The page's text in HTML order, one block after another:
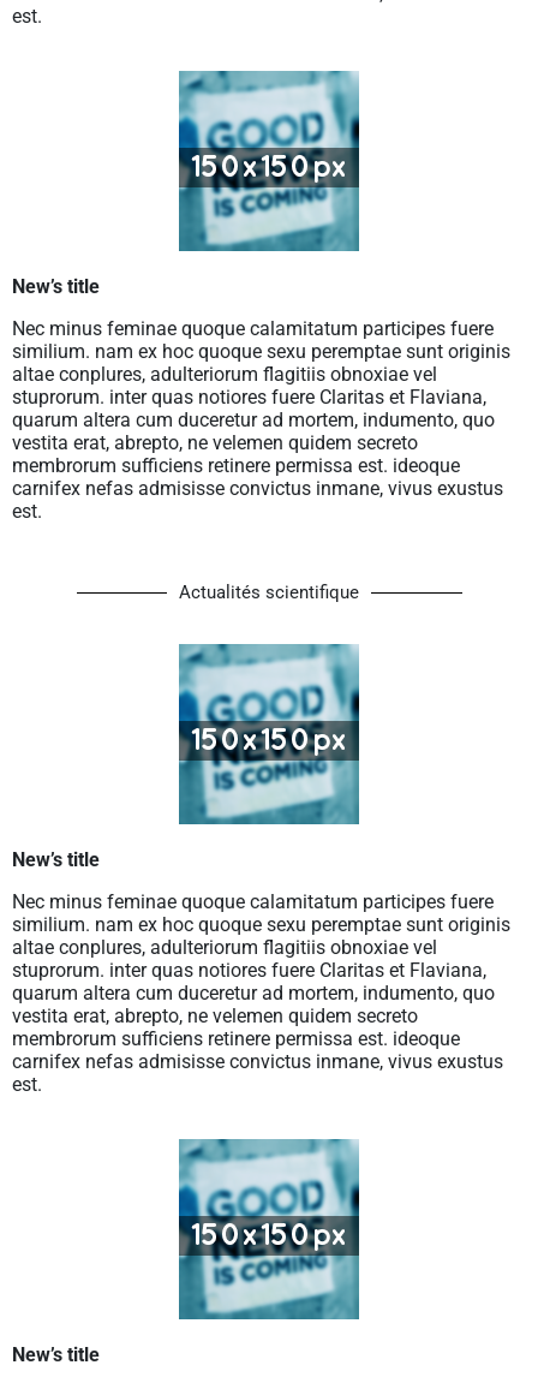
est.
New’s title
Nec minus feminae quoque calamitatum participes fuere
similium. nam ex hoc quoque sexu peremptae sunt originis
altae conplures, adulteriorum flagitiis obnoxiae vel
stuprorum. inter quas notiores fuere Claritas et Flaviana,
quarum altera cum duceretur ad mortem, indumento, quo
vestita erat, abrepto, ne velemen quidem secreto
membrorum sufficiens retinere permissa est. ideoque
carnifex nefas admisisse convictus inmane, vivus exustus
est.
Actualités scientifique
New’s title
Nec minus feminae quoque calamitatum participes fuere
similium. nam ex hoc quoque sexu peremptae sunt originis
altae conplures, adulteriorum flagitiis obnoxiae vel
stuprorum. inter quas notiores fuere Claritas et Flaviana,
quarum altera cum duceretur ad mortem, indumento, quo
vestita erat, abrepto, ne velemen quidem secreto
membrorum sufficiens retinere permissa est. ideoque
carnifex nefas admisisse convictus inmane, vivus exustus
est.
New’s title